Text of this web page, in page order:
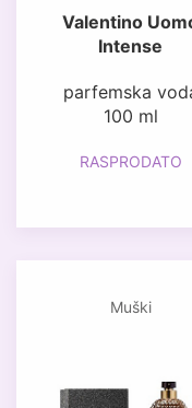
Valentino
Intense
parfemska
100 ml
RASPRODATO
Muški